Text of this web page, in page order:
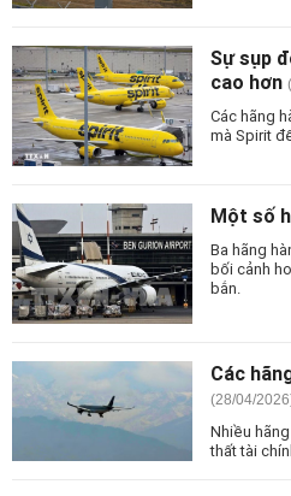
Sự sụp
cao hơn
Các hãng
mà Spirit
Một số
Ba hãng
bối cảnh
bắn.
Các
(28/04/
Nhiều
thất tài